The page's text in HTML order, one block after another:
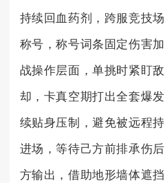
持续回血药剂，跨服竞技
称号，称号词条固定伤害
战操作层面，单挑时紧盯
却，卡真空期打出全套爆
续贴身压制，避免被远程
进场，等待己方前排承伤
方输出，借助地形墙体遮